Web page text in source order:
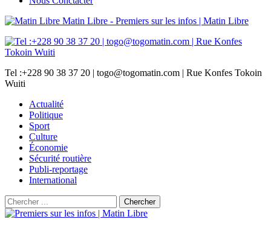
Matin Libre - Premiers sur les infos | Matin Libre
Tel :+228 90 38 37 20 | togo@togomatin.com | Rue Konfes Tokoin
Wuiti
Actualité
Politique
Sport
Culture
Économie
Sécurité routière
Publi-reportage
International